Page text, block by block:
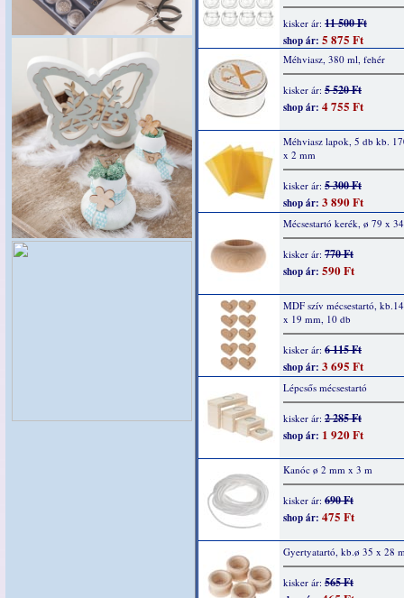
kisker ár: 11 500 Ft
shop ár: 5 875 Ft
Méhviasz, 380 ml, fehér
kisker ár: 5 520 Ft
shop ár: 4 755 Ft
Méhviasz lapok, 5 db kb.
x 2 mm
kisker ár: 5 300 Ft
shop ár: 3 890 Ft
Mécsestartó kerék, ø 79 x
kisker ár: 770 Ft
shop ár: 590 Ft
MDF szív mécsestartó,
x 19 mm, 10 db
kisker ár: 6 115 Ft
shop ár: 3 695 Ft
Lépcsős mécsestartó
kisker ár: 2 285 Ft
shop ár: 1 920 Ft
Kanóc ø 2 mm x 3 m
kisker ár: 690 Ft
shop ár: 475 Ft
Gyertyatartó, kb.ø 35 x 28
kisker ár: 565 Ft